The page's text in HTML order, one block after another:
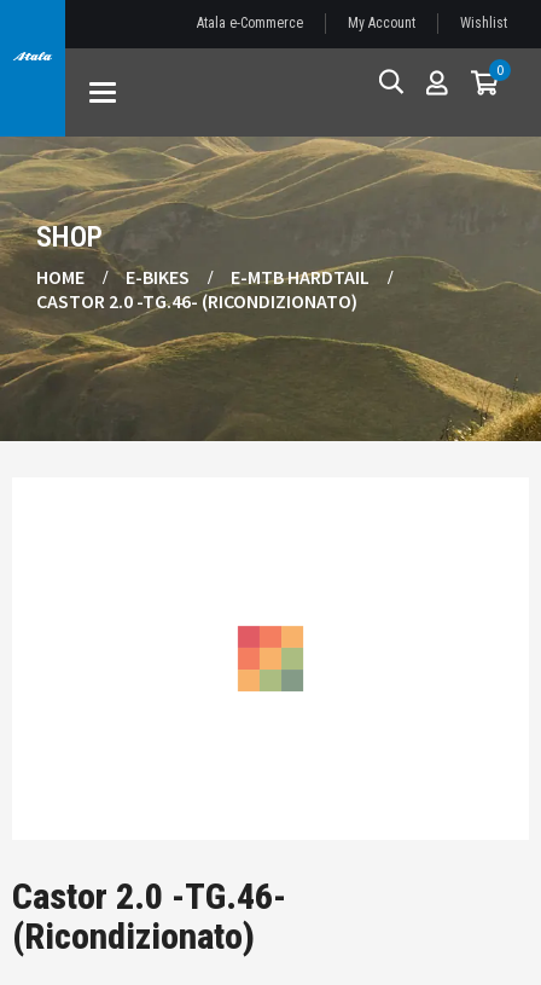
Atala e-Commerce My Account Wishlist
Toggle
0
SHOP
HOME E-BIKES
E-MTB HARDTAIL
CASTOR 2.0 -TG.46- (RICONDIZIONATO)
Castor 2.0 -TG.46-
(Ricondizionato)